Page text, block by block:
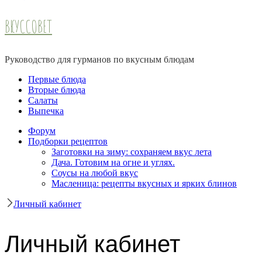
ВКУССОВЕТ
Руководство для гурманов по вкусным блюдам
Первые блюда
Вторые блюда
Салаты
Выпечка
Форум
Подборки рецептов
Заготовки на зиму: сохраняем вкус лета
Дача. Готовим на огне и углях.
Соусы на любой вкус
Масленица: рецепты вкусных и ярких блинов
Личный кабинет
Личный кабинет